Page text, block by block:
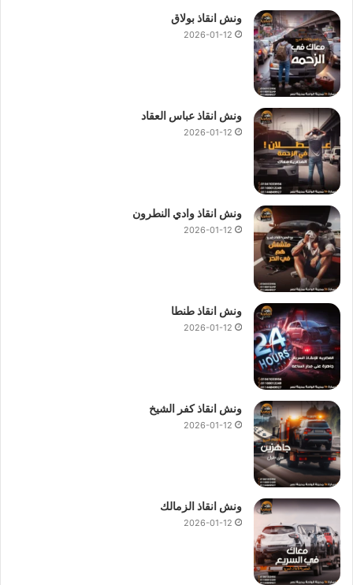
ونش انقاذ بولاق
2026-01-12
ونش انقاذ عباس العقاد
2026-01-12
ونش انقاذ وادي النطرون
2026-01-12
ونش انقاذ طنطا
2026-01-12
ونش انقاذ كفر الشيخ
2026-01-12
ونش انقاذ الزمالك
2026-01-12